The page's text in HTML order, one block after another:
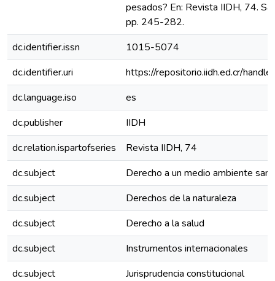
pesados? En: Revista IIDH, 74.
pp. 245-282.
dc.identifier.issn
1015-5074
dc.identifier.uri
https://repositorio.iidh.ed.cr/
dc.language.iso
es
dc.publisher
IIDH
dc.relation.ispartofseries
Revista IIDH, 74
dc.subject
Derecho a un medio ambiente sano
dc.subject
Derechos de la naturaleza
dc.subject
Derecho a la salud
dc.subject
Instrumentos internacionales
dc.subject
Jurisprudencia constitucional